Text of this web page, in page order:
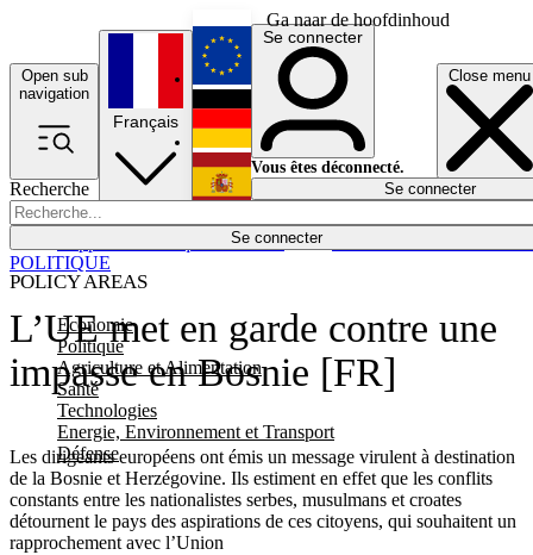
Ga naar de hoofdinhoud
Open sub
navigation
Close menu
Recherche
Se connecter
POLICY AREAS
Economie
Politique
Agriculture et Alimentation
Santé
Technologies
Energie, Environnement et Transport
Défense
Économie
Français
English
Deutsch
Español
Se connecter
Vous êtes déconnecté.
Se connecter
L’UE met en garde contre une
impasse en Bosnie [FR]
Les dirigeants européens ont émis un message virulent à destination
de la Bosnie et Herzégovine. Ils estiment en effet que les conflits
constants entre les nationalistes serbes, musulmans et croates
détournent le pays des aspirations de ces citoyens, qui souhaitent un
rapprochement avec l’Union
POLITIQUE